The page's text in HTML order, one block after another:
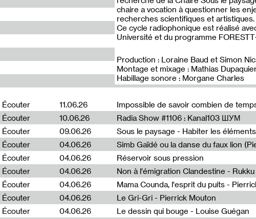
Écouter 11.06.26 Impossible de savoir combien de
Écouter
10.06.26 Radia Show #1106 : Kanal103 ШУМ
Écouter
09.06.26
Écouter
04.06.26 Simb Gaïdé ou la danse du faux lion
Écouter
04.06.26 Réservoir sous pression
Écouter
04.06.26
Écouter
04.06.26 Mama Counda, l'esprit du puits -
Écouter
04.06.26 Le Gri-Gri - Pierrick Mouton
Écouter
04.06.26 Le dessin qui bouge - Louise Guégan
chaire a vocation à questionner les
recherches scientifiques et artistiques.
Ce cycle radiophonique est réalisé
Université et du programme
Production : Loraine Baud et Simon
Montage et mixage : Mathias
Habillage sonore : Morgane Charles